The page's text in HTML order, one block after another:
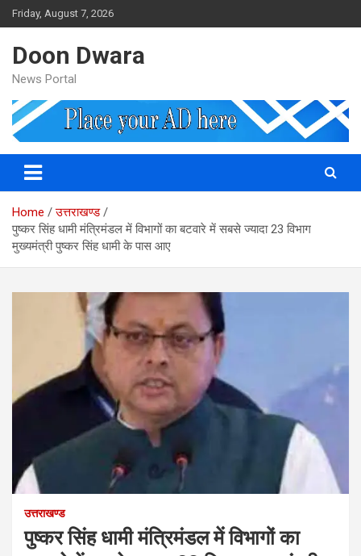
Skip
to
Friday, August 7, 2026
Doon Dwara
News Portal
Home
उत्तराखण्ड
पुष्कर सिंह धामी मंत्रिमंडल में विभागों का बटवारे में स‍बसे ज्‍यादा 23 विभाग
मुख्‍यमंत्री पुष्‍कर सिंह धामी के पास आए
उत्तराखण्ड
पुष्कर सिंह धामी मंत्रिमंडल में विभागों का